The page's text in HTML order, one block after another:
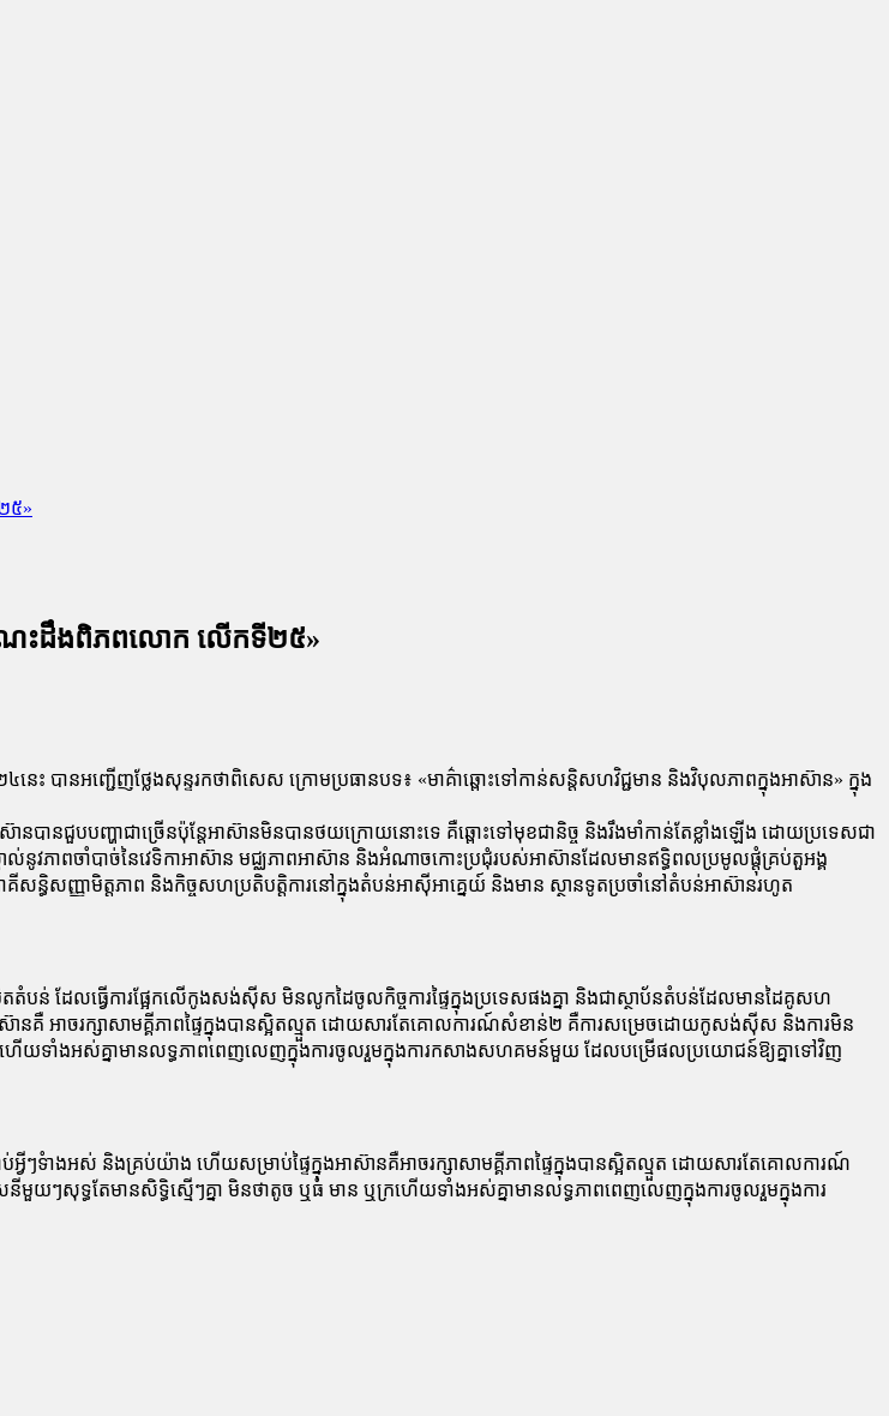
៥»
ណេះដឹងពិភពលោក លើកទី២៥»
េះ បានអញ្ជើញថ្លែងសុន្ទរកថាពិសេស ក្រោមប្រធានបទ៖ «មាគ៌ាឆ្ពោះទៅកាន់សន្តិសហវិជ្ជមាន និងវិបុលភាពក្នុងអាស៊ាន» ក្នុង
ាន​បាន​ជួប​បញ្ហាជាច្រើនប៉ុន្តែអាស៊ានមិនបានថយក្រោយនោះទេ គឺឆ្ពោះទៅមុខជានិច្ច និង​រឹង​មាំ​កាន់តែខ្លាំងឡើង ដោយប្រទេស​ជា​
នូវភាពចាំបាច់នៃវេទិកាអាស៊ាន មជ្ឈ​ភាព​អាស៊ាន និងអំណាច​កោះប្រជុំ​របស់​អាស៊ាន​ដែល​មាន​ឥទ្ធិពល​ប្រមូល​ផ្តុំ​គ្រប់​តួ​អង្គ​
ធិ​សញ្ញាមិត្តភាព និងកិច្ចសហប្រតិបត្តិការនៅក្នុងតំបន់អាស៊ីអាគ្នេយ៍ និងមាន ស្ថាន​ទូត​ប្រចាំ​នៅ​តំបន់អាស៊ានរហូត
បន់ ដែលធ្វើការផ្អែកលើកូងសង់ស៊ីស មិនលូកដៃចូលកិច្ចការផ្ទៃក្នុងប្រទេសផងគ្នា និងជាស្ថាប័នតំបន់ដែលមានដៃគូសហ
ស៊ានគឺ អាចរក្សាសាមគ្គីភាពផ្ទៃក្នុងបានស្អិតល្មួត ដោយសារតែគោលការណ៍សំខាន់២ គឺការសម្រេចដោយកូសង់ស៊ីស និងការមិន
ើយទាំងអស់គ្នាមានលទ្ធភាពពេញលេញក្នុងការចូលរួមក្នុងការកសាងសហគមន៍មួយ ដែលបម្រើផលប្រយោជន៍ឱ្យគ្នាទៅវិញ
ទំាងអស់ និងគ្រប់យ៉ាង ហើយ​សម្រាប់​ផ្ទៃ​ក្នុង​អាស៊ាន​គឺ​អាចរក្សាសាមគ្គីភាពផ្ទៃក្នុងបានស្អិតល្មួត ដោយសារតែគោលការណ៍
ទ្ធ​តែមានសិទ្ធិស្មើៗគ្នា មិនថាតូច ឬធំ មាន ឬក្រហើយទាំងអស់គ្នា​មាន​លទ្ធភាព​ពេញ​លេញ​ក្នុង​ការចូលរួមក្នុងការ